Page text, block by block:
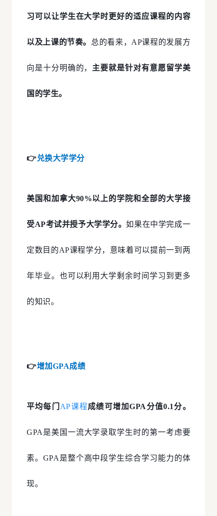
习可以让学生在大学时更好的适应课程的内容
以及上课的节奏。 总的看来，AP课程的发展方
向是十分明确的， 主要就是针对有意愿留学美
国的学生。
👉兑换大学学分
美国和加拿大90%以上的学院和全部的大学接
受AP考试并授予大学学分。如果在中学完成一
定数目的AP课程学分，意味着可以提前一到两
年毕业。也可以利用大学剩余时间学习到更多
的知识。
👉增加GPA成绩
平均每门 AP课程成绩可增加GPA分值0.1分。
GPA是美国一流大学录取学生时的第一考虑要
素。GPA是整个高中段学生综合学习能力的体
现。